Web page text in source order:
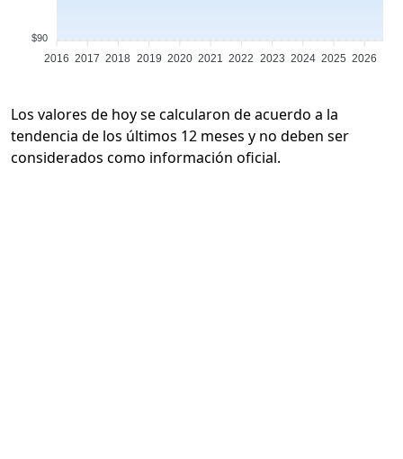
$90
2016 2017 2018 2019 2020 2021 2022 2023 2024 2025 2026
Los valores de hoy se calcularon de acuerdo a la
tendencia de los últimos 12 meses y no deben ser
considerados como información oficial.